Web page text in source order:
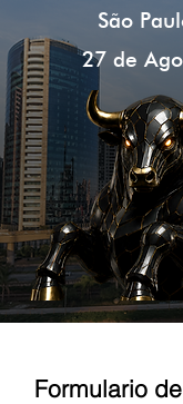
São
27 de
Formulario